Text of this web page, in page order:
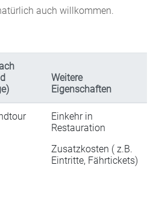
auch willkommen.
Weitere
Eigenschaften
Einkehr in
Restauration
Zusatzkosten ( z.B.
Eintritte, Fährtickets)